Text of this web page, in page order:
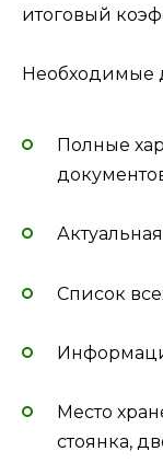
итоговый
Необходимые
Полные
Список
Место
стоянка,